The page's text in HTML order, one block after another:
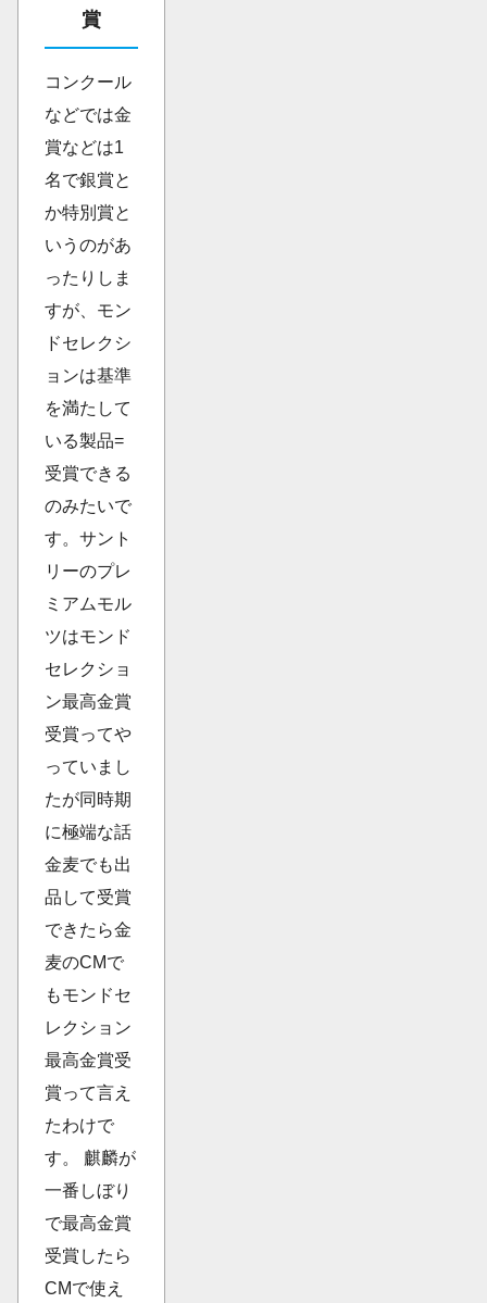
賞
コンクール
などでは金
賞などは1
名で銀賞と
か特別賞と
いうのがあ
ったりしま
すが、モン
ドセレクシ
ョンは基準
を満たして
いる製品=
受賞できる
のみたいで
す。サント
リーのプレ
ミアムモル
ツはモンド
セレクショ
ン最高金賞
受賞ってや
っていまし
たが同時期
に極端な話
金麦でも出
品して受賞
できたら金
麦のCMで
もモンドセ
レクション
最高金賞受
賞って言え
たわけで
す。 麒麟が
一番しぼり
で最高金賞
受賞したら
CMで使え